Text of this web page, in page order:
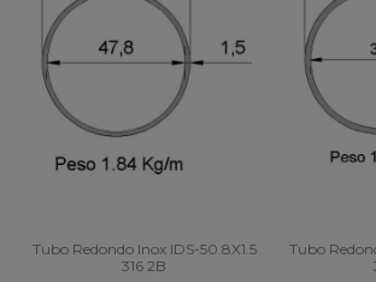
Tubo Redondo Inox IDS-50.8X1.5
316 2B
Tubo